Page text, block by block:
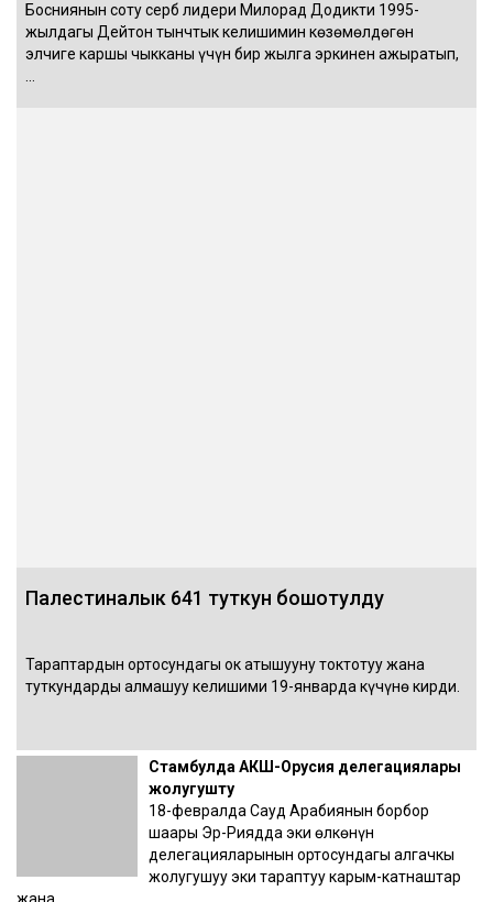
Босниянын соту серб лидери Милорад Додикти 1995-
жылдагы Дейтон тынчтык келишимин көзөмөлдөгөн
элчиге каршы чыкканы үчүн бир жылга эркинен ажыратып,
…
Палестиналык 641 туткун бошотулду
Тараптардын ортосундагы ок атышууну токтотуу жана
туткундарды алмашуу келишими 19-январда күчүнө кирди.
Стамбулда АКШ-Орусия делегациялары
жолугушту
18-февралда Сауд Арабиянын борбор
шаары Эр-Риядда эки өлкөнүн
делегацияларынын ортосундагы алгачкы
жолугушуу эки тараптуу карым-катнаштар